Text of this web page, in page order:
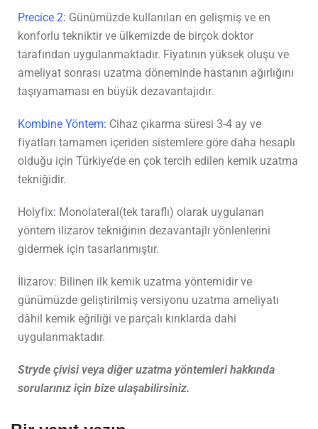
Precice 2: Günümüzde kullanılan en gelişmiş ve en
konforlu tekniktir ve ülkemizde de birçok doktor
tarafından uygulanmaktadır. Fiyatının yüksek oluşu ve
ameliyat sonrası uzatma döneminde hastanın ağırlığını
taşıyamaması en büyük dezavantajıdır.
Kombine Yöntem: Cihaz çıkarma süresi 3-4 ay ve
fiyatları tamamen içeriden sistemlere göre daha hesaplı
olduğu için Türkiye’de en çok tercih edilen kemik uzatma
tekniğidir.
Holyfix: Monolateral(tek taraflı) olarak uygulanan
yöntem ilizarov tekniğinin dezavantajlı yönlenlerini
gidermek için tasarlanmıştır.
İlizarov: Bilinen ilk kemik uzatma yöntemidir ve
günümüzde geliştirilmiş versiyonu uzatma ameliyatı
dâhil kemik eğriliği ve parçalı kırıklarda dahi
uygulanmaktadır.
Stryde çivisi veya diğer uzatma yöntemleri hakkında
sorularınız için bize ulaşabilirsiniz.